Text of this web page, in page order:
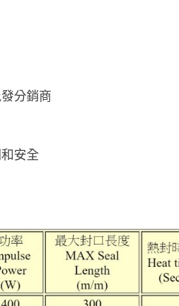
分銷商
安全